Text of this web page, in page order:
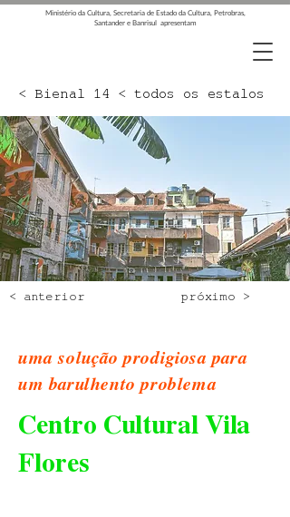
Ministério da Cultura, Secretaria de Estado da Cultura, Petrobras,
Santander e Banrisul apresentam
< Bienal 14 < todos os estalos
< anterior próximo >
uma solução prodigiosa para
um barulhento problema
Centro Cultural Vila
Flores